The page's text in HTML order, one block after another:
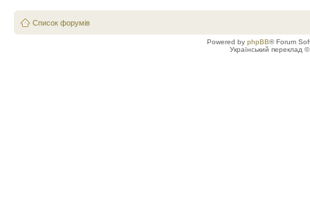
Список форумів
Powered by phpBB® Forum
Український переклад